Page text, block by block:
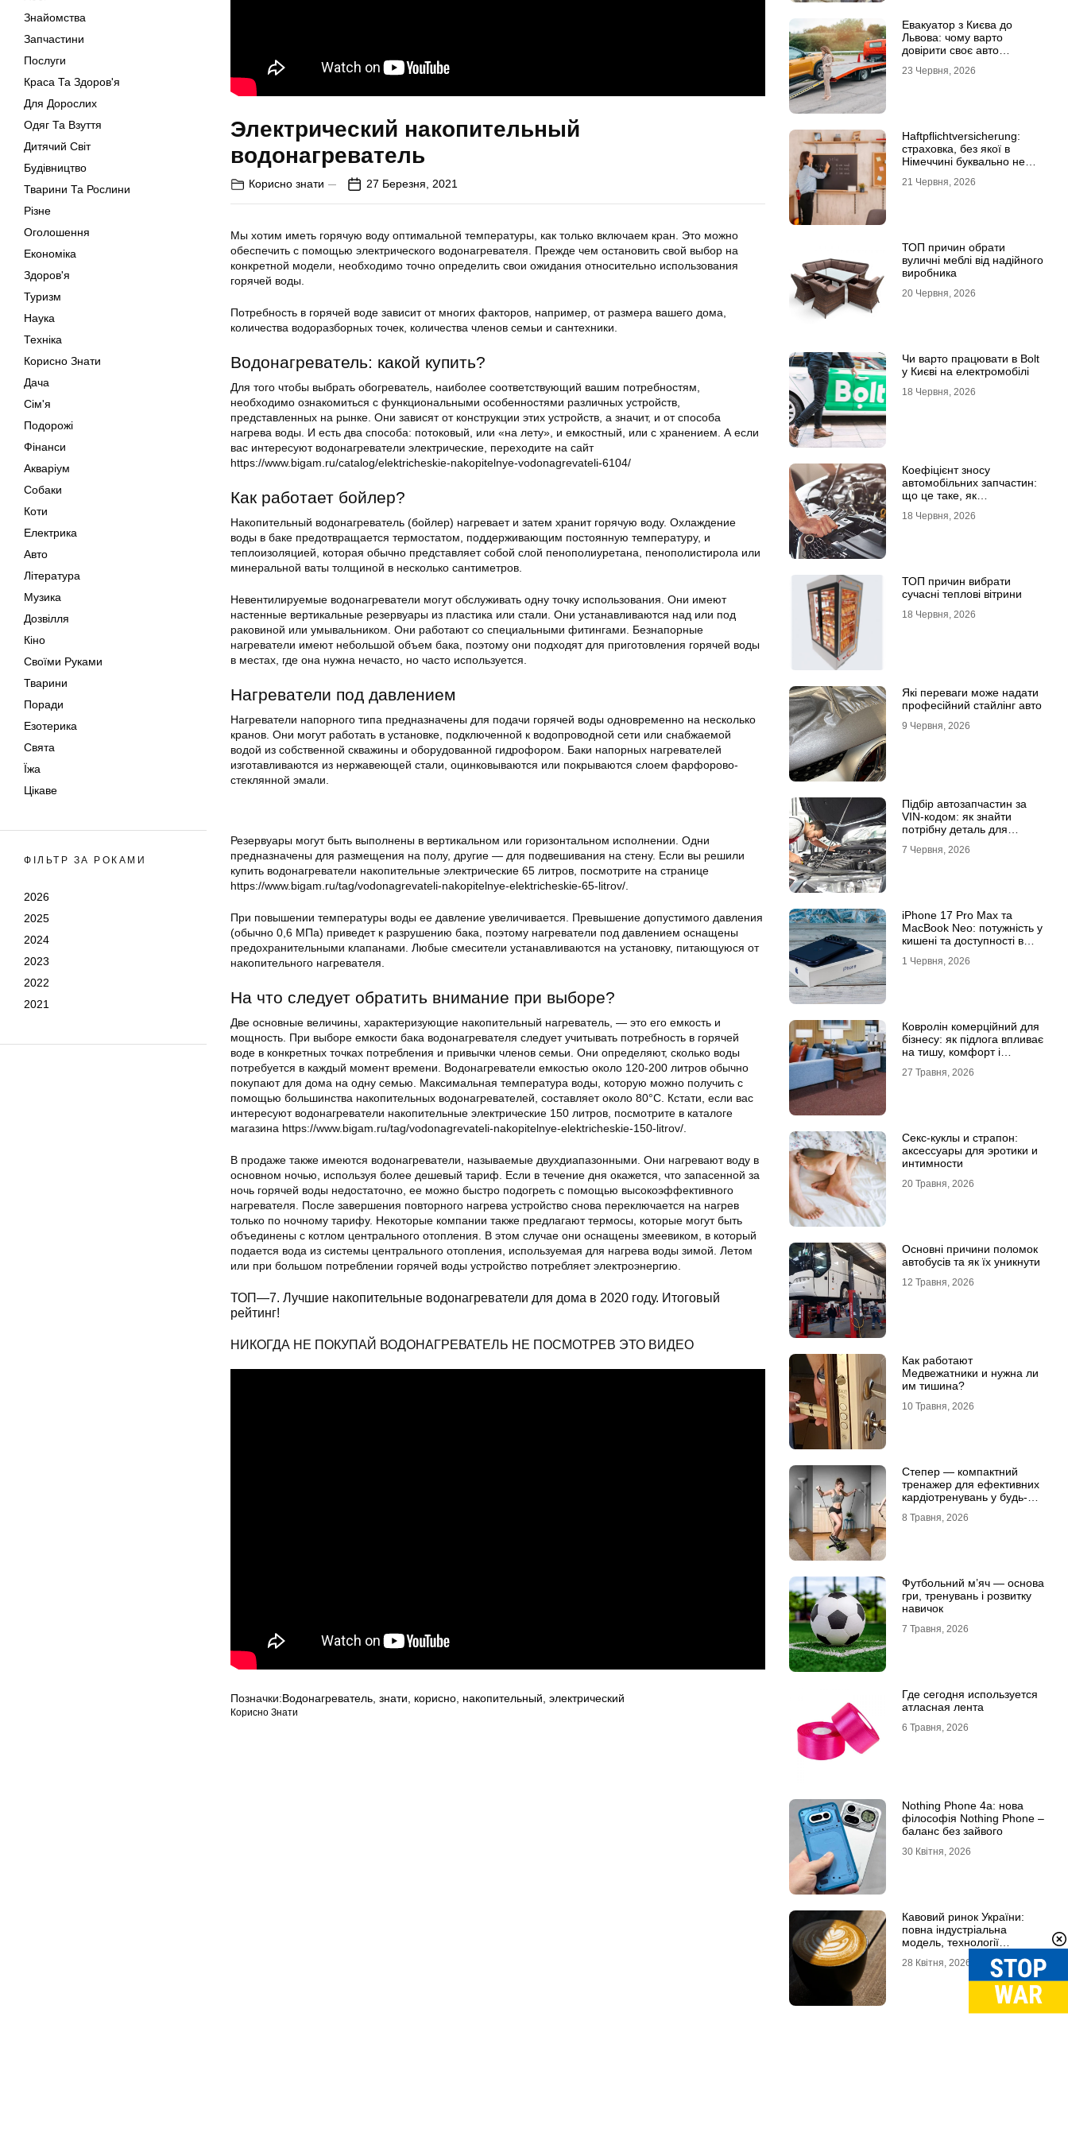
Знайомства
Запчастини
Послуги
Краса Та Здоров'я
Для Дорослих
Одяг Та Взуття
Дитячий Світ
Будівництво
Тварини Та Рослини
Різне
Оголошення
Економіка
Здоров'я
Туризм
Наука
Техніка
Корисно Знати
Дача
Сім'я
Подорожі
Фінанси
Акваріум
Собаки
Коти
Електрика
Авто
Література
Музика
Дозвілля
Кіно
Своїми Руками
Тварини
Поради
Езотерика
Свята
Їжа
Цікаве
ФІЛЬТР ЗА РОКАМИ
2026
2025
2024
2023
2022
2021
Электрический накопительный
водонагреватель
Корисно знати 27 Березня, 2021
Мы хотим иметь горячую воду оптимальной температуры, как только включаем кран. Это можно
обеспечить с помощью электрического водонагревателя. Прежде чем остановить свой выбор на
конкретной модели, необходимо точно определить свои ожидания относительно использования
горячей воды.
Потребность в горячей воде зависит от многих факторов, например, от размера вашего дома,
количества водоразборных точек, количества членов семьи и сантехники.
Водонагреватель: какой купить?
Для того чтобы выбрать обогреватель, наиболее соответствующий вашим потребностям,
необходимо ознакомиться с функциональными особенностями различных устройств,
представленных на рынке. Они зависят от конструкции этих устройств, а значит, и от способа
нагрева воды. И есть два способа: потоковый, или «на лету», и емкостный, или с хранением. А если
вас интересуют водонагреватели электрические, переходите на сайт
https://www.bigam.ru/catalog/elektricheskie-nakopitelnye-vodonagrevateli-6104/
Как работает бойлер?
Накопительный водонагреватель (бойлер) нагревает и затем хранит горячую воду. Охлаждение
воды в баке предотвращается термостатом, поддерживающим постоянную температуру, и
теплоизоляцией, которая обычно представляет собой слой пенополиуретана, пенополистирола или
минеральной ваты толщиной в несколько сантиметров.
Невентилируемые водонагреватели могут обслуживать одну точку использования. Они имеют
настенные вертикальные резервуары из пластика или стали. Они устанавливаются над или под
раковиной или умывальником. Они работают со специальными фитингами. Безнапорные
нагреватели имеют небольшой объем бака, поэтому они подходят для приготовления горячей воды
в местах, где она нужна нечасто, но часто используется.
Нагреватели под давлением
Нагреватели напорного типа предназначены для подачи горячей воды одновременно на несколько
кранов. Они могут работать в установке, подключенной к водопроводной сети или снабжаемой
водой из собственной скважины и оборудованной гидрофором. Баки напорных нагревателей
изготавливаются из нержавеющей стали, оцинковываются или покрываются слоем фарфорово-
стеклянной эмали.
Резервуары могут быть выполнены в вертикальном или горизонтальном исполнении. Одни
предназначены для размещения на полу, другие — для подвешивания на стену. Если вы решили
купить водонагреватели накопительные электрические 65 литров, посмотрите на странице
https://www.bigam.ru/tag/vodonagrevateli-nakopitelnye-elektricheskie-65-litrov/.
При повышении температуры воды ее давление увеличивается. Превышение допустимого давления
(обычно 0,6 МПа) приведет к разрушению бака, поэтому нагреватели под давлением оснащены
предохранительными клапанами. Любые смесители устанавливаются на установку, питающуюся от
накопительного нагревателя.
На что следует обратить внимание при выборе?
Две основные величины, характеризующие накопительный нагреватель, — это его емкость и
мощность. При выборе емкости бака водонагревателя следует учитывать потребность в горячей
воде в конкретных точках потребления и привычки членов семьи. Они определяют, сколько воды
потребуется в каждый момент времени. Водонагреватели емкостью около 120-200 литров обычно
покупают для дома на одну семью. Максимальная температура воды, которую можно получить с
помощью большинства накопительных водонагревателей, составляет около 80°C. Кстати, если вас
интересуют водонагреватели накопительные электрические 150 литров, посмотрите в каталоге
магазина https://www.bigam.ru/tag/vodonagrevateli-nakopitelnye-elektricheskie-150-litrov/.
В продаже также имеются водонагреватели, называемые двухдиапазонными. Они нагревают воду в
основном ночью, используя более дешевый тариф. Если в течение дня окажется, что запасенной за
ночь горячей воды недостаточно, ее можно быстро подогреть с помощью высокоэффективного
нагревателя. После завершения повторного нагрева устройство снова переключается на нагрев
только по ночному тарифу. Некоторые компании также предлагают термосы, которые могут быть
объединены с котлом центрального отопления. В этом случае они оснащены змеевиком, в который
подается вода из системы центрального отопления, используемая для нагрева воды зимой. Летом
или при большом потреблении горячей воды устройство потребляет электроэнергию.
ТОП—7. Лучшие накопительные водонагреватели для дома в 2020 году. Итоговый
рейтинг!
НИКОГДА НЕ ПОКУПАЙ ВОДОНАГРЕВАТЕЛЬ НЕ ПОСМОТРЕВ ЭТО ВИДЕО
Позначки:Водонагреватель знати корисно накопительный электрический
Корисно Знати
Евакуатор з Києва до
Львова: чому варто
довірити своє авто
23 Червня, 2026
Haftpflichtversicherung:
страховка, без якої в
Німеччині буквально не
21 Червня, 2026
ТОП причин обрати
вуличні меблі від надійного
виробника
20 Червня, 2026
Чи варто працювати в Bolt
у Києві на електромобілі
18 Червня, 2026
Коефіцієнт зносу
автомобільних запчастин:
що це таке, як
впливає на страхові
18 Червня, 2026
ТОП причин вибрати
сучасні теплові вітрини
18 Червня, 2026
Які переваги може надати
професійний стайлінг авто
9 Червня, 2026
Підбір автозапчастин за
VIN-кодом: як знайти
потрібну деталь для
7 Червня, 2026
iPhone 17 Pro Max та
MacBook Neo: потужність у
кишені та доступності в
1 Червня, 2026
Ковролін комерційний для
бізнесу: як підлога впливає
на тишу, комфорт і
27 Травня, 2026
Секс-куклы и страпон:
аксессуары для эротики и
интимности
20 Травня, 2026
Основні причини поломок
автобусів та як їх уникнути
12 Травня, 2026
Как работают
Медвежатники и нужна ли
им тишина?
10 Травня, 2026
Степер — компактний
тренажер для ефективних
кардіотренувань у будь-
8 Травня, 2026
Футбольний м’яч — основа
гри, тренувань і розвитку
навичок
7 Травня, 2026
Где сегодня используется
атласная лента
6 Травня, 2026
Nothing Phone 4a: нова
філософія Nothing Phone –
баланс без зайвого
30 Квітня, 2026
Кавовий ринок України:
повна індустріальна
модель, технології
споживчі тренди
28 Квітня, 2026